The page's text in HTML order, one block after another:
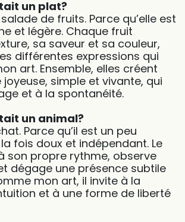
un plat?
de fruits. Parce qu’elle est
et légère. Chaque fruit
sa saveur et sa couleur,
différentes expressions qui
art. Ensemble, elles créent
simple et vivante, qui
et à la spontanéité.
un animal?
Parce qu’il est un peu
fois doux et indépendant. Le
son propre rythme, observe
dégage une présence subtile
mon art, il invite à la
et à une forme de liberté